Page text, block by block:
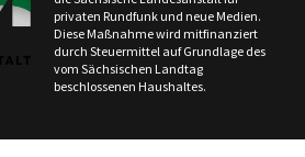
privaten Rundfunk und neue Medien.
Diese Maßnahme wird mitfinanziert
durch Steuermittel auf Grundlage des
vom Sächsischen Landtag
beschlossenen Haushaltes.